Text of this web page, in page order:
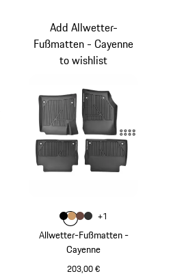
Allwetter-Fußmatten -
Cayenne
203,00 €
Add Allwetter-
Fußmatten - Cayenne
to wishlist
Farbe
Farbeschwarz
Farbe luxorbeige
Farbetrüffelbraun
Farbe
+1